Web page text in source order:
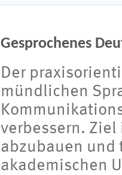
Gesprochenes
Der
mündlichen
verbessern. Ziel
abzubauen und
akademischen